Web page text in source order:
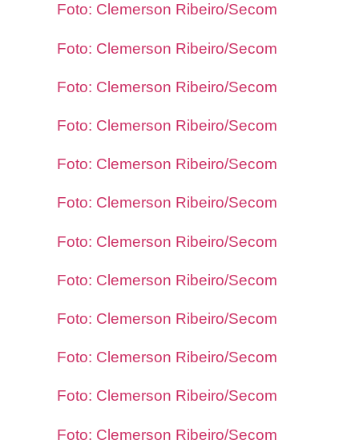
Foto: Clemerson Ribeiro/Secom
Foto: Clemerson Ribeiro/Secom
Foto: Clemerson Ribeiro/Secom
Foto: Clemerson Ribeiro/Secom
Foto: Clemerson Ribeiro/Secom
Foto: Clemerson Ribeiro/Secom
Foto: Clemerson Ribeiro/Secom
Foto: Clemerson Ribeiro/Secom
Foto: Clemerson Ribeiro/Secom
Foto: Clemerson Ribeiro/Secom
Foto: Clemerson Ribeiro/Secom
Foto: Clemerson Ribeiro/Secom